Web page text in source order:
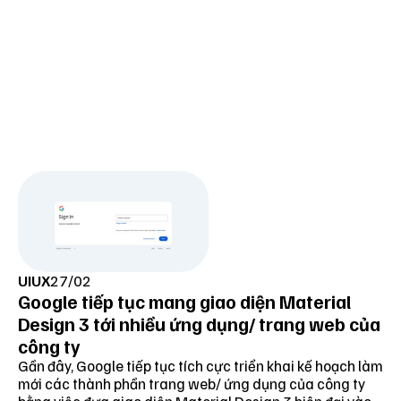
Dạng Màn hình Always-on display được ra mắt
trên nhiều thiết bị là một ví dụ cho Dark Mode
ban đầu. Nó không chỉ giúp cho người dùng tập
trung nhìn rõ thông tin trong môi trường thiếu
sáng mà còn đảm bảo khả năng tiết kiệm điện tối
đa cho thiết bị. Các màu sắc, văn bản vẫn được
UIUX27/02
Google tiếp tục mang giao diện Material
Design 3 tới nhiều ứng dụng/ trang web của
công ty
Gần đây, Google tiếp tục tích cực triển khai kế hoạch làm
mới các thành phần trang web/ ứng dụng của công ty